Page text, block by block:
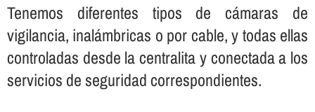
Tenemos diferentes tipos de cámaras de
vigilancia, inalámbricas o por cable, y todas ellas
controladas desde la centralita y conectada a los
servicios de seguridad correspondientes.